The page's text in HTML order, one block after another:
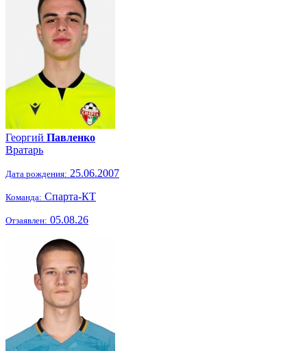
Георгий Павленко
Вратарь
Дата рождения: 25.06.2007
Команда: Спарта-КТ
Отзаявлен: 05.08.26